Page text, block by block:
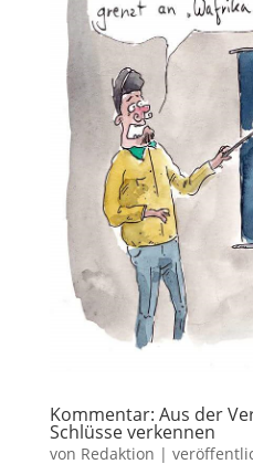
Kommentar: Aus der
Schlüsse verkennen
von Redaktion |